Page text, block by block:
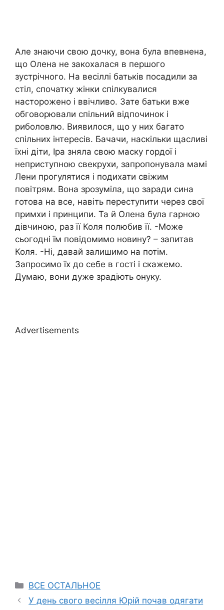
Але знаючи свою дочку, вона була впевнена,
що Олена не закохалася в першого
зустрічного. На весіллі батьків посадили за
стіл, спочатку жінки спілкувалися
насторожено і ввічливо. Зате батьки вже
обговорювали спільний відпочинок і
риболовлю. Виявилося, що у них багато
спільних інтересів. Бачачи, наскільки щасливі
їхні діти, Іра зняла свою маску гордої і
неприступною свекрухи, запропонувала мамі
Лени прогулятися і подихати свіжим
повітрям. Вона зрозуміла, що заради сина
готова на все, навіть переступити через свої
примхи і принципи. Та й Олена була гарною
дівчиною, раз її Коля полюбив її. -Може
сьогодні їм повідомимо новину? – запитав
Коля. -Ні, давай залишимо на потім.
Запросимо їх до себе в гості і скажемо.
Думаю, вони дуже зрадіють онуку.
Advertisements
Categories
ВСЕ ОСТАЛЬНОЕ
У день свого весілля Юрій почав одягати